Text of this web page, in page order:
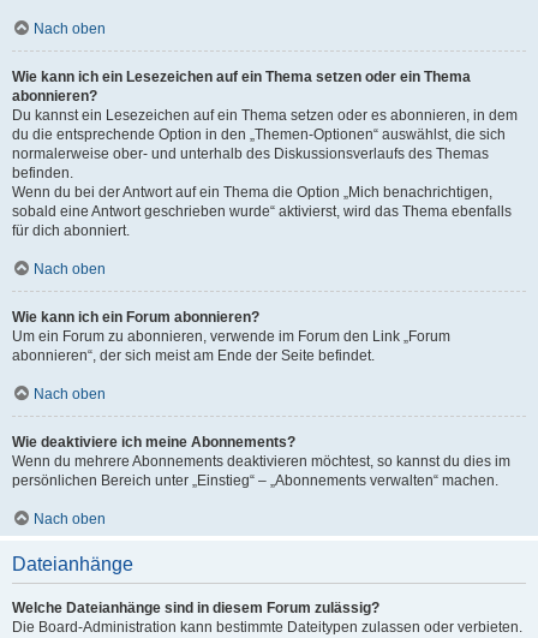
Nach oben
Wie kann ich ein Lesezeichen auf ein Thema setzen oder ein Thema
abonnieren?
Du kannst ein Lesezeichen auf ein Thema setzen oder es abonnieren, in dem
du die entsprechende Option in den „Themen-Optionen“ auswählst, die sich
normalerweise ober- und unterhalb des Diskussionsverlaufs des Themas
befinden.
Wenn du bei der Antwort auf ein Thema die Option „Mich benachrichtigen,
sobald eine Antwort geschrieben wurde“ aktivierst, wird das Thema ebenfalls
für dich abonniert.
Nach oben
Wie kann ich ein Forum abonnieren?
Um ein Forum zu abonnieren, verwende im Forum den Link „Forum
abonnieren“, der sich meist am Ende der Seite befindet.
Nach oben
Wie deaktiviere ich meine Abonnements?
Wenn du mehrere Abonnements deaktivieren möchtest, so kannst du dies im
persönlichen Bereich unter „Einstieg“ – „Abonnements verwalten“ machen.
Nach oben
Dateianhänge
Welche Dateianhänge sind in diesem Forum zulässig?
Die Board-Administration kann bestimmte Dateitypen zulassen oder verbieten.